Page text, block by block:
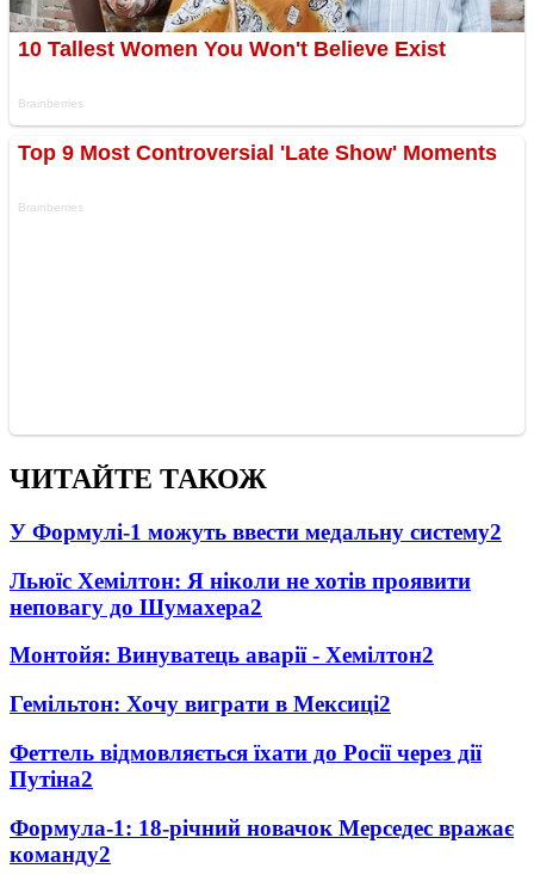
ЧИТАЙТЕ ТАКОЖ
У Формулі-1 можуть ввести медальну систему2
Льюїс Хемілтон: Я ніколи не хотів проявити
неповагу до Шумахера2
Монтойя: Винуватець аварії - Хемілтон2
Гемільтон: Хочу виграти в Мексиці2
Феттель відмовляється їхати до Росії через дії
Путіна2
Формула-1: 18-річний новачок Мерседес вражає
команду2